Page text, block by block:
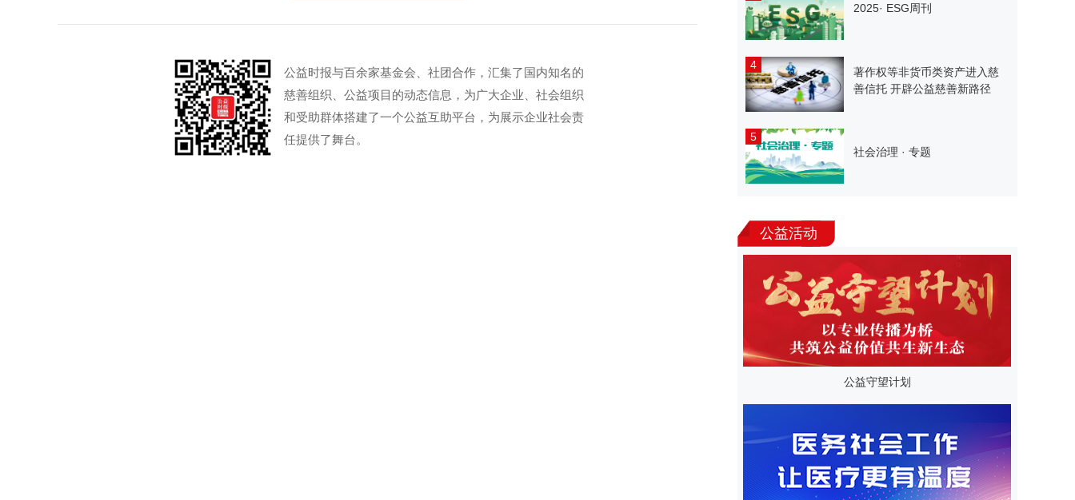
公益时报与百余家基金会、社团合作，汇集了国内知名的
慈善组织、公益项目的动态信息，为广大企业、社会组织
和受助群体搭建了一个公益互助平台，为展示企业社会责
任提供了舞台。
2025· ESG周刊
4
著作权等非货币类资产进入慈
善信托 开辟公益慈善新路径
5
社会治理 · 专题
公益活动
公益守望计划